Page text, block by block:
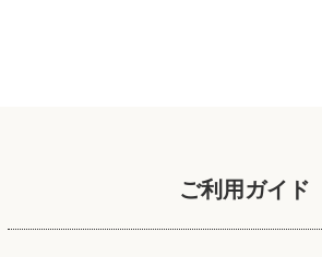
ご利用ガイド